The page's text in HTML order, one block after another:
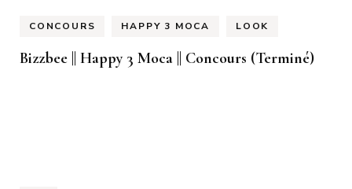
CONCOURS HAPPY 3 MOCA LOOK
Bizzbee || Happy 3 Moca || Concours (Terminé)